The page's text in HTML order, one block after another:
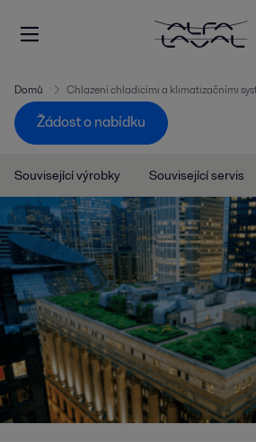
Domů Chlazení chladicími a klimatizačními
Žádost o nabídku
Související výrobky Související servis